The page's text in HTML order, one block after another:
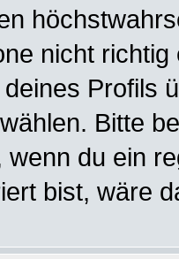
nicht
Profils
Bitte
du ein
bist, wäre